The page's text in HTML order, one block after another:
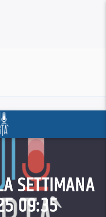
SETTIMANA
09:35